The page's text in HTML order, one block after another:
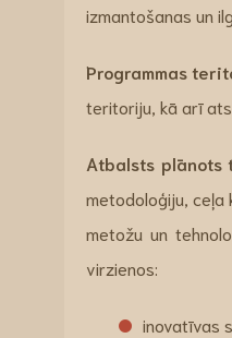
izmantošanas un
Programmas
teritoriju, kā arī
Atbalsts plānots
metodoloģiju, ceļa
metožu un
virzienos:
inovatīvas